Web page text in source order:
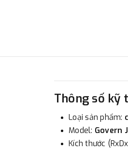
Thông số kỹ
Loại sản phẩm:
Model: Govern
Kích thước